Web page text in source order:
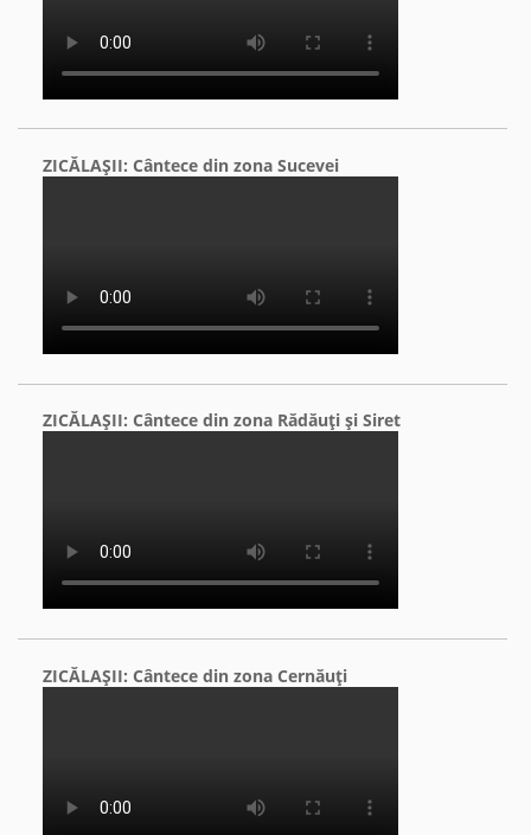
ZICĂLAŞII: Cântece din zona Sucevei
ZICĂLAŞII: Cântece din zona Rădăuţi şi Siret
ZICĂLAŞII: Cântece din zona Cernăuţi